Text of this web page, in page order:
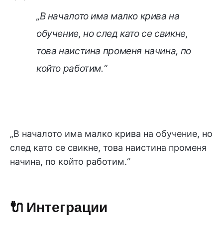
„В началото има малко крива на
обучение, но след като се свикне,
това наистина променя начина, по
който работим.“
„В началото има малко крива на обучение, но
след като се свикне, това наистина променя
начина, по който работим.“
🔌 Интеграции